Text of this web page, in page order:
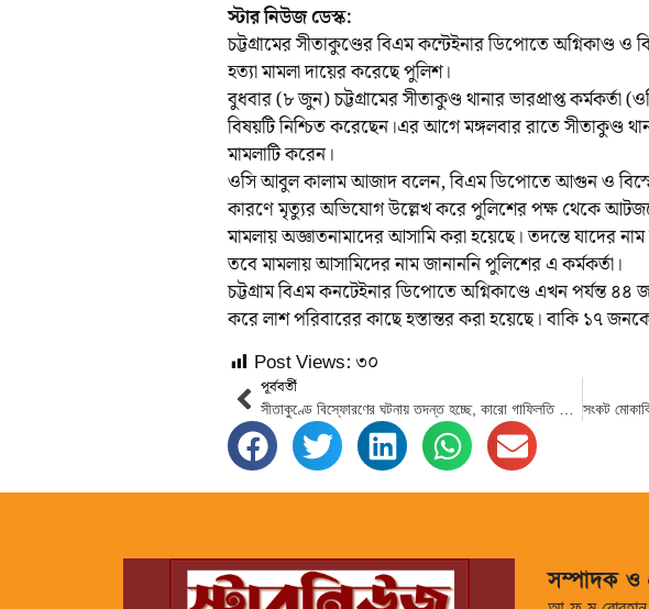
স্টার নিউজ ডেস্ক:
চট্টগ্রামের সীতাকুণ্ডের বিএম কন্টেইনার ডিপোতে অগ্নিকাণ্ড
হত্যা মামলা দায়ের করেছে পুলিশ।
বুধবার (৮ জুন) চট্টগ্রামের সীতাকুণ্ড থানার ভারপ্রাপ্ত
বিষয়টি নিশ্চিত করেছেন।এর আগে মঙ্গলবার রাতে সীতাকুণ্ড
মামলাটি করেন।
ওসি আবুল কালাম আজাদ বলেন, বিএম ডিপোতে আগুন ও
কারণে মৃত্যুর অভিযোগ উল্লেখ করে পুলিশের পক্ষ থেকে
মামলায় অজ্ঞাতনামাদের আসামি করা হয়েছে। তদন্তে যাদের
তবে মামলায় আসামিদের নাম জানাননি পুলিশের এ কর্মকর্তা।
চট্টগ্রাম বিএম কনটেইনার ডিপোতে অগ্নিকাণ্ডে এখন পর্যন্ত
করে লাশ পরিবারের কাছে হস্তান্তর করা হয়েছে। বাকি ১৭
Post Views:৩০
পূর্ববর্তী
সীতাকুণ্ডে বিস্ফোরণের ঘটনায় তদন্ত হচ্ছে, কারো গাফিলতি থাকলে, বিচারের মুখোমুখি করা হবে: স্বরাষ্ট্রমন্ত্রী
সম্পাদক ও